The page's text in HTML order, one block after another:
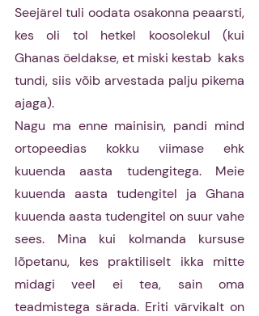
Seejärel tuli oodata osakonna peaarsti,
kes oli tol hetkel koosolekul (kui
Ghanas öeldakse, et miski kestab  kaks
tundi, siis võib arvestada palju pikema
ajaga).
Nagu ma enne mainisin, pandi mind
ortopeedias kokku viimase ehk
kuuenda aasta tudengitega. Meie
kuuenda aasta tudengitel ja Ghana
kuuenda aasta tudengitel on suur vahe
sees. Mina kui kolmanda kursuse
lõpetanu, kes praktiliselt ikka mitte
midagi veel ei tea, sain oma
teadmistega särada. Eriti värvikalt on